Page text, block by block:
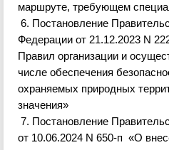
маршруте, требующем
6. Постановление
Федерации от 21.12.2023 N
Правил организации и
числе обеспечения
охраняемых природных
значения»
7. Постановление
от 10.06.2024 N 650-п «О